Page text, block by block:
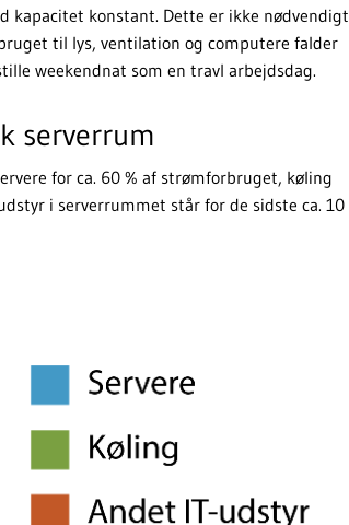
kapacitet konstant. Dette er ikke nødvendigt
til lys, ventilation og computere falder
weekendnat som en travl arbejdsdag.
serverrum
for ca. 60 % af strømforbruget, køling
i serverrummet står for de sidste ca. 10